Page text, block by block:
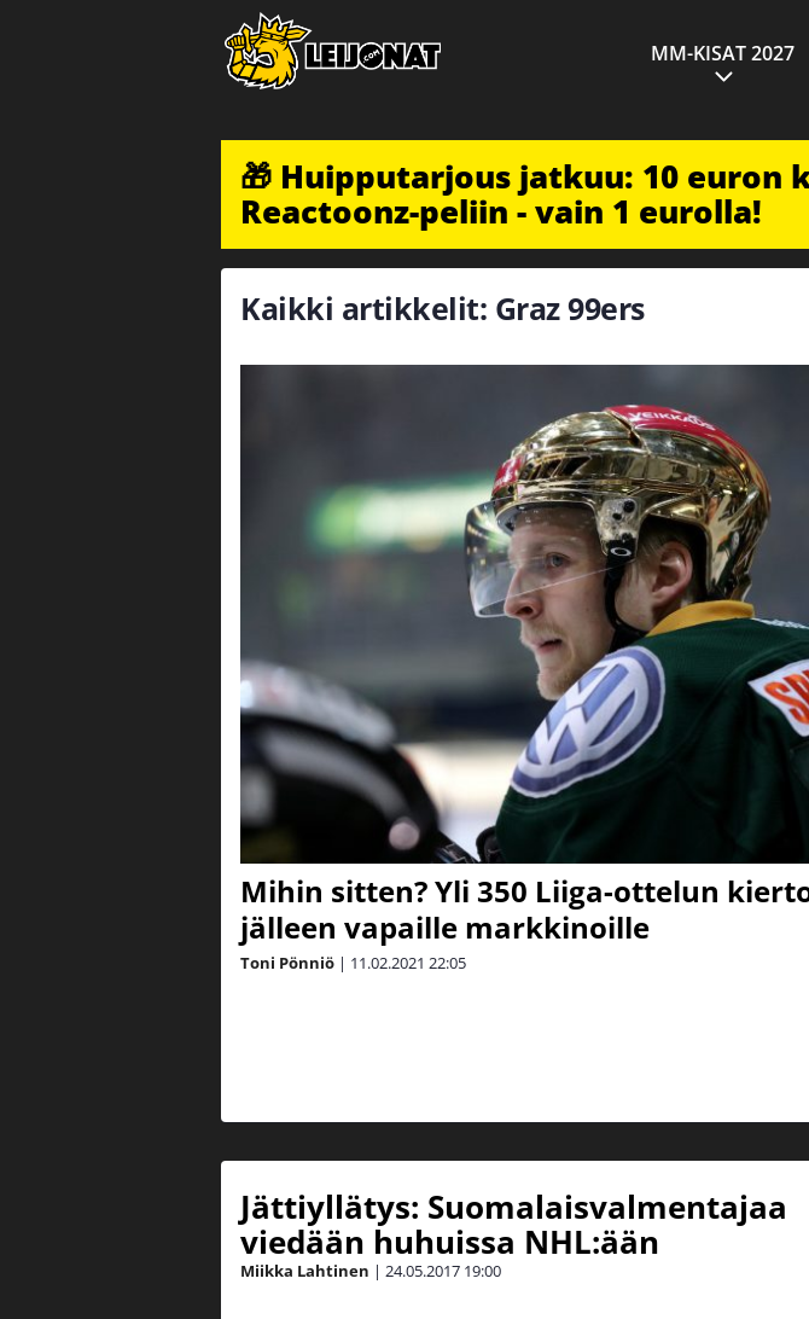
MM-KISAT 2027
🎁 Huipputarjous jatkuu: 10 euron
Reactoonz-peliin - vain 1 eurolla!
Kaikki artikkelit: Graz 99ers
Mihin sitten? Yli 350 Liiga-ottelun
jälleen vapaille markkinoille
Toni Pönniö | 11.02.2021 22:05
Jättiyllätys: Suomalaisvalmentajaa
viedään huhuissa NHL:ään
Miikka Lahtinen | 24.05.2017 19:00